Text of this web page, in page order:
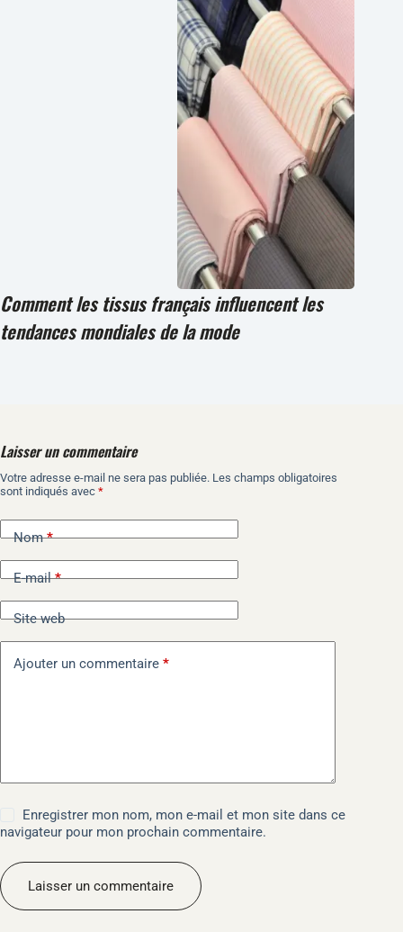
Comment les tissus français influencent les
tendances mondiales de la mode
Laisser un commentaire
Votre adresse e-mail ne sera pas publiée. Les champs obligatoires
sont indiqués avec *
Nom*
E-mail*
Site web
Ajouter un commentaire *
Enregistrer mon nom, mon e-mail et mon site dans ce
navigateur pour mon prochain commentaire.
Laisser un commentaire
A
l
n
a
t
i